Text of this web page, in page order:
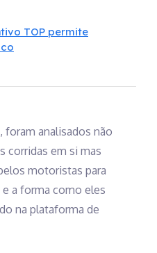
TOP permite
foram analisados não
corridas em si mas
motoristas para
a forma como eles
na plataforma de